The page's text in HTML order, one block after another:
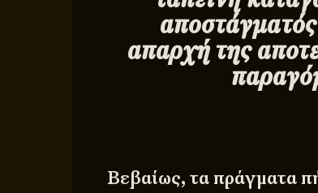
απαρχή της
Βεβαίως, τα πράγματα